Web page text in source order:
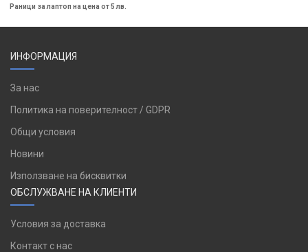
Раници за лаптоп на цена от 5 лв.
ИНФОРМАЦИЯ
За нас
Политика на поверителност / GDPR
Общи условия
Новини
Използване на бисквитки
ОБСЛУЖВАНЕ НА КЛИЕНТИ
Условия за доставка
Контакт с нас